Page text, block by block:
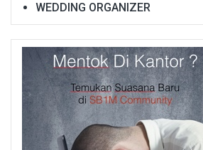
WEDDING ORGANIZER